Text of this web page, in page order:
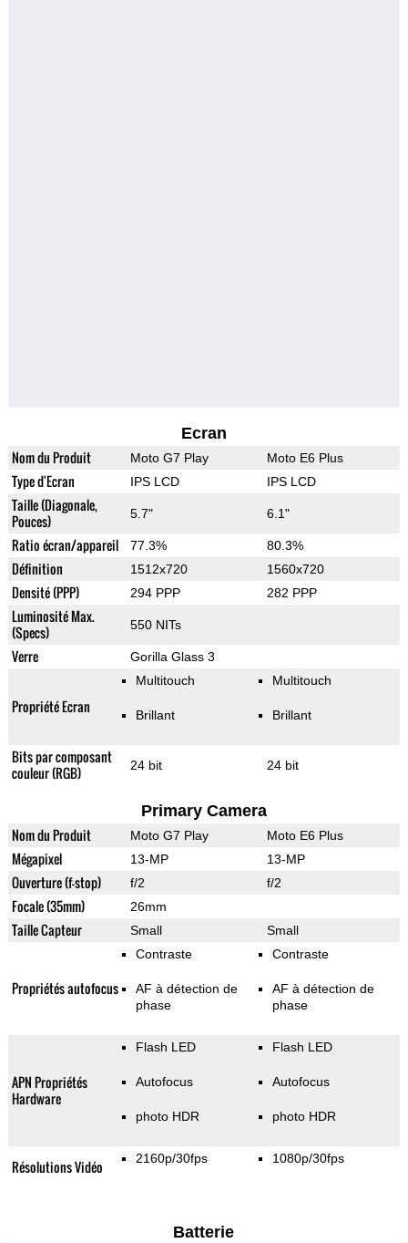
Ecran
Nom du Produit Moto G7 Play Moto E6 Plus
Type d'Ecran IPS LCD IPS LCD
Taille (Diagonale,
Pouces)
5.7" 6.1"
Ratio écran/appareil 77.3% 80.3%
Définition 1512x720 1560x720
Densité (PPP) 294 PPP 282 PPP
Luminosité Max.
(Specs)
550 NITs
Verre Gorilla Glass 3
Propriété Ecran
Multitouch
Brillant
Multitouch
Brillant
Bits par composant
couleur (RGB)
24 bit 24 bit
Primary Camera
Nom du Produit Moto G7 Play Moto E6 Plus
Mégapixel 13-MP 13-MP
Ouverture (f-stop) f/2 f/2
Focale (35mm) 26mm
Taille Capteur Small Small
Propriétés autofocus
Contraste
AF à détection de
phase
Contraste
AF à détection de
phase
APN Propriétés
Hardware
Flash LED
Autofocus
photo HDR
Flash LED
Autofocus
photo HDR
Résolutions Vidéo 2160p/30fps 1080p/30fps
Batterie